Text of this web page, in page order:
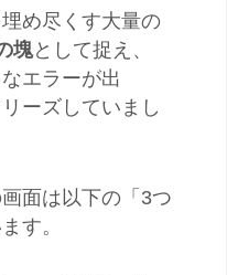
め尽くす大量の
塊として捉え、
エラーが出
ーズしていまし
面は以下の「3つ
す。